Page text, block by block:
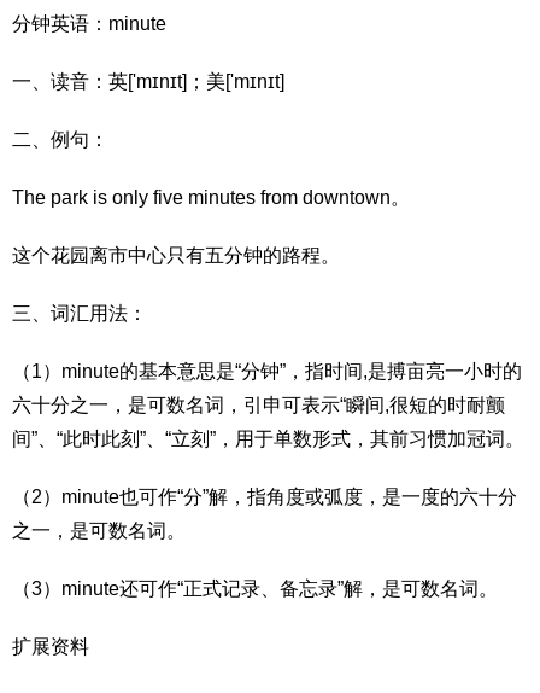
分钟英语：minute
一、读音：英['mɪnɪt]；美['mɪnɪt]
二、例句：
The park is only five minutes from downtown。
这个花园离市中心只有五分钟的路程。
三、词汇用法：
（1）minute的基本意思是“分钟”，指时间,是搏亩亮一小时的
六十分之一，是可数名词，引申可表示“瞬间,很短的时耐颤
间”、“此时此刻”、“立刻”，用于单数形式，其前习惯加冠词。
（2）minute也可作“分”解，指角度或弧度，是一度的六十分
之一，是可数名词。
（3）minute还可作“正式记录、备忘录”解，是可数名词。
扩展资料